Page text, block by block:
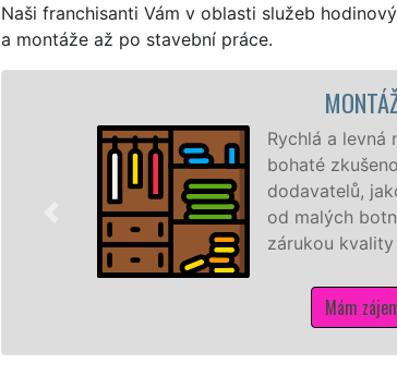
Naši franchisanti Vám v oblasti služeb
a montáže až po stavební práce.
Rychlá a levná
bohaté
dodavatelů, jako
od malých
zárukou kvality
Mám zájem